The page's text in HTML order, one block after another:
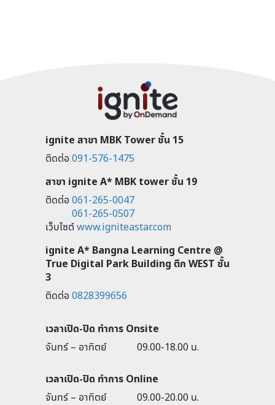
ignite สาขา MBK Tower ชั้น 15
ติดต่อ091-576-1475
สาขา ignite A* MBK tower ชั้น 19
ติดต่อ061-265-0047
061-265-0507
เว็บไซต์www.igniteastar.com
ignite A* Bangna Learning Centre @
True Digital Park Building ตึก WEST ชั้น
3
ติดต่อ0828399656
เวลาเปิด-ปิด ทำการ Onsite
จันทร์ – อาทิตย์
09.00-18.00 น.
เวลาเปิด-ปิด ทำการ Online
จันทร์ – อาทิตย์
09.00-20.00 น.